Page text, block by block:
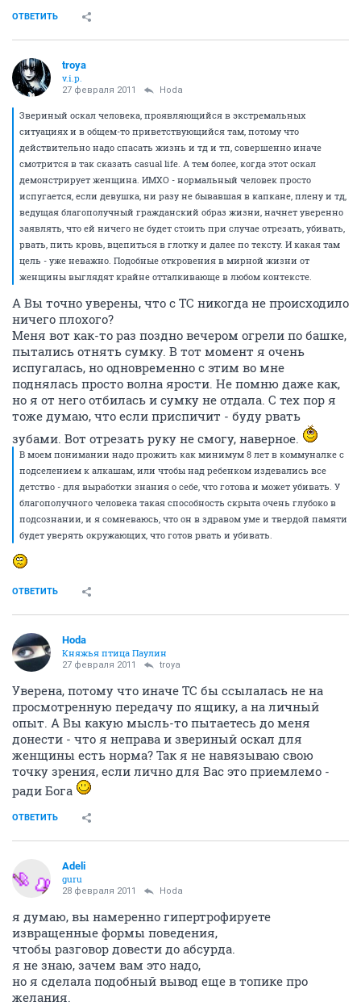
ОТВЕТИТЬ
troya
v.i.p.
27 февраля 2011 Hoda
Звериный оскал человека, проявляющийся в экстремальных
ситуациях и в общем-то приветствующийся там, потому что
действительно надо спасать жизнь и тд и тп, совершенно иначе
смотрится в так сказать casual life. А тем более, когда этот оскал
демонстрирует женщина. ИМХО - нормальный человек просто
испугается, если девушка, ни разу не бывавшая в капкане, плену и тд,
ведущая благополучный гражданский образ жизни, начнет уверенно
заявлять, что ей ничего не будет стоить при случае отрезать, убивать,
рвать, пить кровь, вцепиться в глотку и далее по тексту. И какая там
цель - уже неважно. Подобные откровения в мирной жизни от
женщины выглядят крайне отталкивающе в любом контексте.
А Вы точно уверены, что с ТС никогда не происходило
ничего плохого?
Меня вот как-то раз поздно вечером огрели по башке,
пытались отнять сумку. В тот момент я очень
испугалась, но одновременно с этим во мне
поднялась просто волна ярости. Не помню даже как,
но я от него отбилась и сумку не отдала. С тех пор я
тоже думаю, что если приспичит - буду рвать
зубами. Вот отрезать руку не смогу, наверное.
В моем понимании надо прожить как минимум 8 лет в коммуналке с
подселением к алкашам, или чтобы над ребенком издевались все
детство - для выработки знания о себе, что готова и может убивать. У
благополучного человека такая способность скрыта очень глубоко в
подсознании, и я сомневаюсь, что он в здравом уме и твердой памяти
будет уверять окружающих, что готов рвать и убивать.
ОТВЕТИТЬ
Hoda
Княжья птица Паулин
27 февраля 2011 troya
Уверена, потому что иначе ТС бы ссылалась не на
просмотренную передачу по ящику, а на личный
опыт. А Вы какую мысль-то пытаетесь до меня
донести - что я неправа и звериный оскал для
женщины есть норма? Так я не навязываю свою
точку зрения, если лично для Вас это приемлемо -
ради Бога
ОТВЕТИТЬ
Adeli
guru
28 февраля 2011 Hoda
я думаю, вы намеренно гипертрофируете
извращенные формы поведения,
чтобы разговор довести до абсурда.
я не знаю, зачем вам это надо,
но я сделала подобный вывод еще в топике про
желания.